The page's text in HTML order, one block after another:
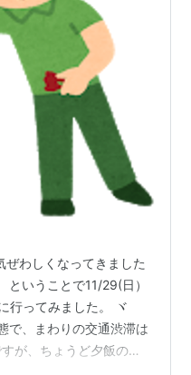
ぜわしくなってきました
ということで11/29(日）
行ってみました。 ヾ
で、まわりの交通渋滞は
が、ちょうど夕飯の買